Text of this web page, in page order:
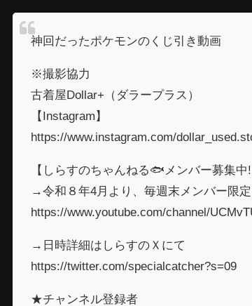
神回だったポケモンのくじ引き動画
※撮影協力
古着屋Dollar+（ダラープラス）
【Instagram】
https://www.instagram.com/
【しらすのちゃんねる🐟メンバー募集中!!
→令和８年4月より、毎週末メンバー限
https://www.youtube.com/channel/
→日時詳細はしらすのＸにて
https://twitter.com/specialcatcher?s=09
★チャンネル登録者